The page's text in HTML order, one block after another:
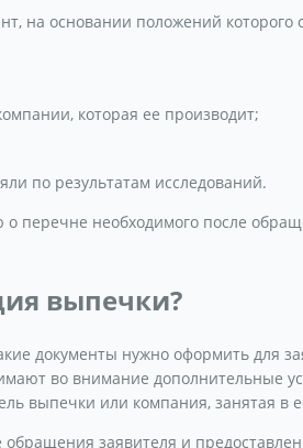
на основании положений которого
которая ее производит;
по результатам исследований.
перечне необходимого после
выпечки?
документы нужно оформить для
во внимание дополнительные
выпечки или компания, занятая в
заявителя и